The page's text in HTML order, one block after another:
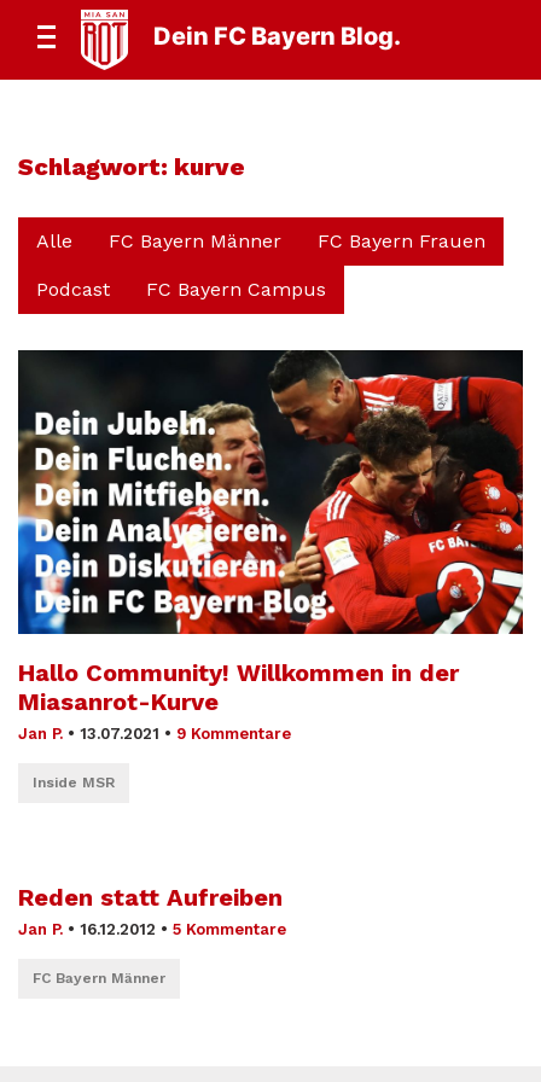
Dein FC Bayern Blog.
Schlagwort: kurve
Alle FC Bayern Männer FC Bayern Frauen
Podcast FC Bayern Campus
Hallo Community! Willkommen in der
Miasanrot-Kurve
Jan P. • 13.07.2021 • 9 Kommentare
Inside MSR
Reden statt Aufreiben
Jan P. • 16.12.2012 • 5 Kommentare
FC Bayern Männer